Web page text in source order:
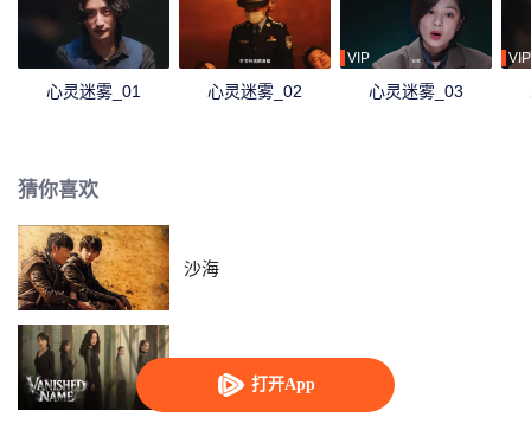
打开App
心灵迷雾_01 心灵迷雾_02
VIP
心灵迷雾_03
VIP
猜你喜欢
沙海